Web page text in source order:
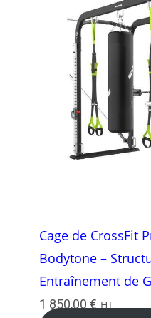
Cage de CrossFit
Bodytone –
Entraînement de
1 850,00 € HT